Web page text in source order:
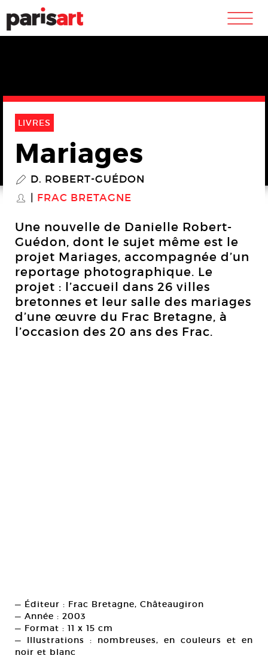
m
LIVRES
Mariages
P D. ROBERT-GUÉDON
S FRAC BRETAGNE
Une nouvelle de Danielle Robert-
Guédon, dont le sujet même est le
projet Mariages, accompagnée d’un
reportage photographique. Le
projet : l’accueil dans 26 villes
bretonnes et leur salle des mariages
d’une œuvre du Frac Bretagne, à
l’occasion des 20 ans des Frac.
— Éditeur : Frac Bretagne, Châteaugiron
— Année : 2003
— Format : 11 x 15 cm
— Illustrations : nombreuses, en couleurs et en
noir et blanc